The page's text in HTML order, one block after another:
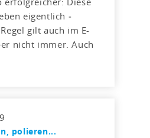
eigentlich
gilt auch im E-
nicht immer. Auch
polieren...